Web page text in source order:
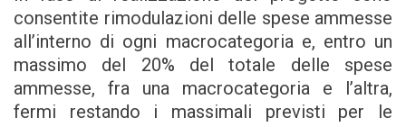
consentite rimodulazioni delle spese ammesse
all’interno di ogni macrocategoria e, entro un
massimo del 20% del totale delle spese
ammesse, fra una macrocategoria e l’altra,
fermi restando i massimali previsti per le